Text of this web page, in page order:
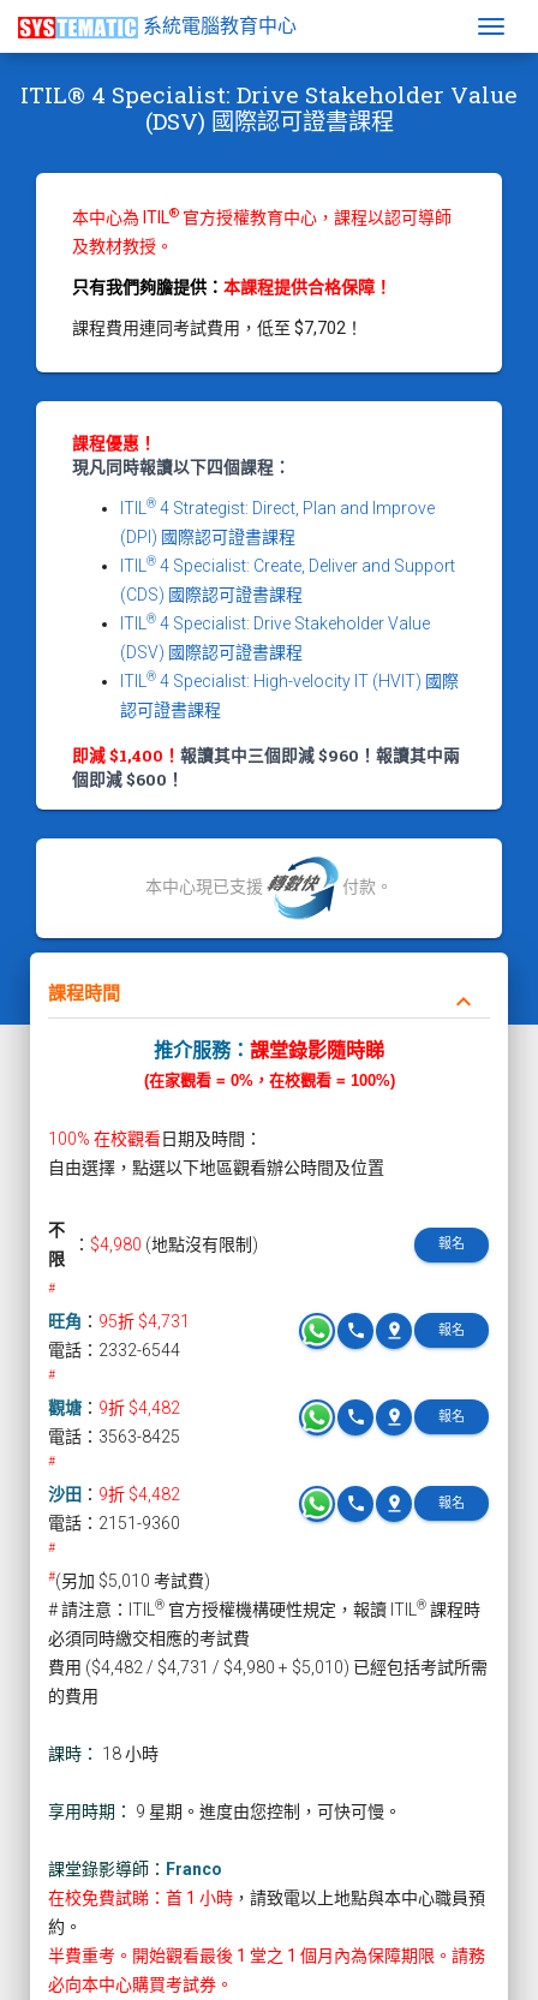
系統電腦教育中心
ITIL® 4 Specialist: Drive Stakeholder Value
(DSV) 國際認可證書課程
本中心為 ITIL® 官方授權教育中心，課程以認可導師
及教材教授。
只有我們夠膽提供： 本課程提供合格保障！
課程費用連同考試費用，低至 $7,702！
課程優惠！
現凡同時報讀以下四個課程：
ITIL ® 4 Strategist: Direct, Plan and Improve
(DPI) 國際認可證書課程
ITIL
® 4 Specialist: Create, Deliver and Support
(CDS) 國際認可證書課程
ITIL
® 4 Specialist: Drive Stakeholder Value
(DSV) 國際認可證書課程
ITIL
® 4 Specialist: High-velocity IT (HVIT) 國際
認可證書課程
即減 $1,400！ 報讀其中三個即減 $960！報讀其中兩
個即減 $600！
本中心現已支援 付款。
課程時間 keyboard_arrow_down
推介服務： 課堂錄影隨時睇
(在家觀看 = 0%，在校觀看 = 100%)
100% 在校觀看日期及時間：
自由選擇，點選以下地區觀看辦公時間及位置
不
限
： $4,980 (地點沒有限制) 報名
#
旺角 ： 95折 $4,731 報名
pin_drop
phone
電話：2332-6544
#
觀塘 ： 9折 $4,482 報名
pin_drop
phone
電話：3563-8425
#
沙田 ： 9折 $4,482 報名
pin_drop
phone
電話：2151-9360
#
#(另加 $5,010 考試費)
# 請注意：ITIL
® 官方授權機構硬性規定，報讀 ITIL ® 課程時
必須同時繳交相應的考試費
費用 ($4,482 / $4,731 / $4,980 + $5,010) 已經包括考試所需
的費用
課時： 18 小時
享用時期： 9 星期。進度由您控制，可快可慢。
課堂錄影導師： Franco
在校免費試睇：首 1 小時 ，請致電以上地點與本中心職員預
約。
半費重考。開始觀看最後 1 堂之 1 個月內為保障期限。請務
必向本中心購買考試券。